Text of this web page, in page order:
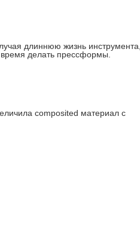
длиннюю жизнь
делать прессформы.
composited материал с